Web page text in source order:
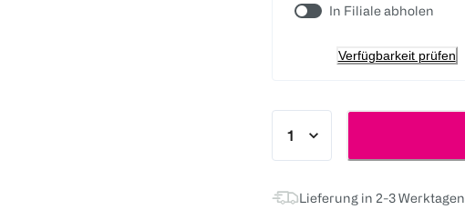
In Filiale abholen
Verfügbarkeit prüfen
Lieferung in 2-3 Werktagen